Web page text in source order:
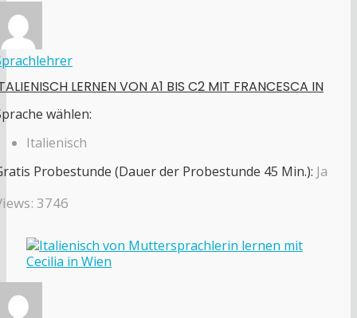
LERNEN VON A1 BIS C2 MIT FRANCESCA IN
wählen:
Italienisch
Probestunde (Dauer der Probestunde 45 Min.): Ja
3746